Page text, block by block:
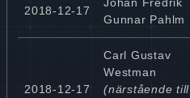
2018-12-17
Gunnar Pahlm
2018-12-17
Carl Gustav
Westman
(närstående till